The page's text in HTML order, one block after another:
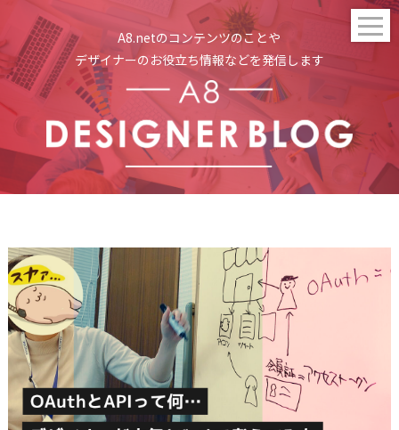
A8.netのコンテンツのことや
デザイナーのお役立ち情報などを発信します
t
o
i
t
i